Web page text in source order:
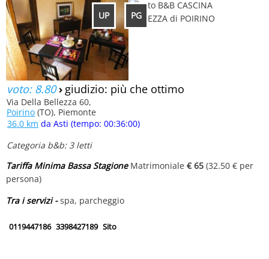
UP PG
voto: 8.80› giudizio: più che ottimo
Via Della Bellezza 60,
Poirino (TO), Piemonte
36.0 km da Asti (tempo: 00:36:00)
Categoria b&b: 3 letti
Tariffa Minima Bassa StagioneMatrimoniale € 65 (32.50 € per
persona)
Tra i servizi -spa, parcheggio
0119447186 3398427189 Sito